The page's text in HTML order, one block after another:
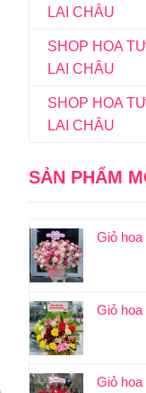
LAI CHÂU
SHOP HOA
LAI CHÂU
SHOP HOA
LAI CHÂU
SẢN PHẨM
Giỏ hoa
Giỏ hoa
Giỏ hoa